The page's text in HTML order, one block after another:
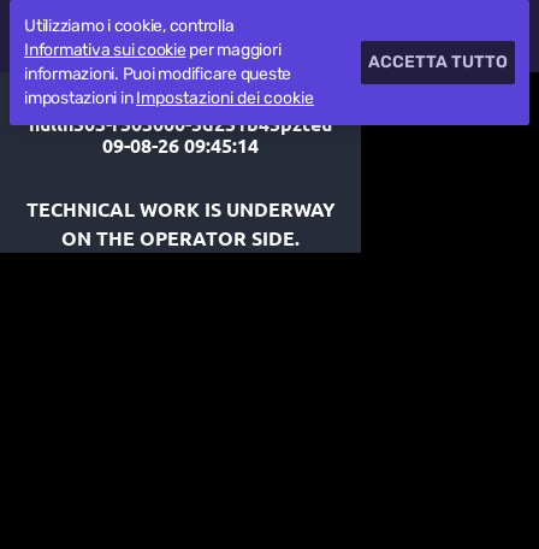
Utilizziamo i cookie, controlla
Informativa sui cookieper maggiori
informazioni. Puoi modificare queste
impostazioni inImpostazioni dei cookie
ACCETTA TUTTO